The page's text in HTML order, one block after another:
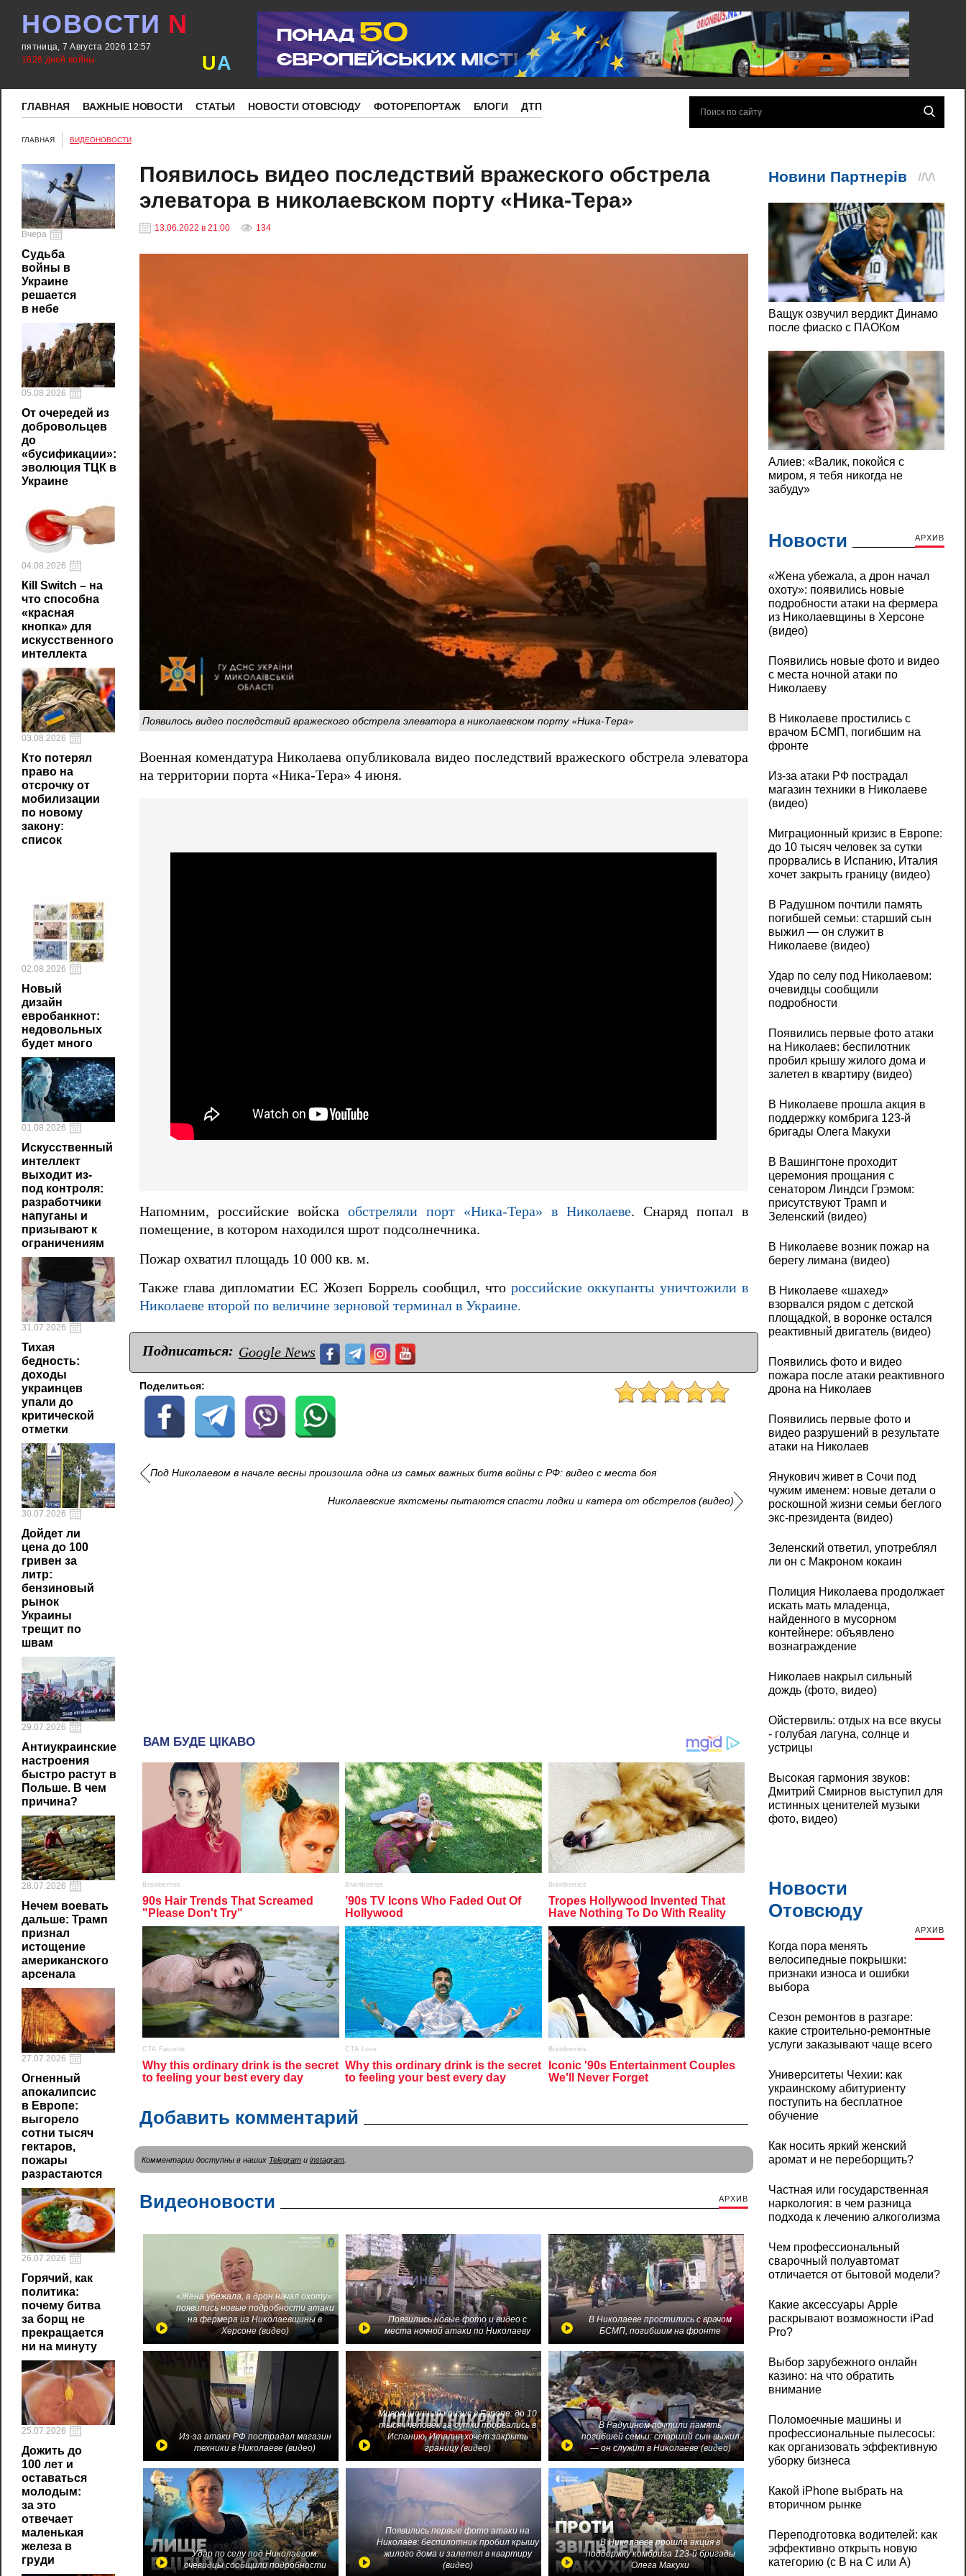
НОВОСТИ N
пятница, 7 Августа 2026 12:57
1626 дней войны
UA
ГЛАВНАЯ ВАЖНЫЕ НОВОСТИ СТАТЬИ НОВОСТИ ОТОВСЮДУ ФОТОРЕПОРТАЖ БЛОГИ ДТП
ГЛАВНАЯ ВИДЕОНОВОСТИ
Вчера
Судьба
войны в
Украине
решается
в небе
05.08.2026
От очередей из
добровольцев
до
«бусификации»:
эволюция ТЦК в
Украине
04.08.2026
Кill Switch – на
что способна
«красная
кнопка» для
искусственного
интеллекта
03.08.2026
Кто потерял
право на
отсрочку от
мобилизации
по новому
закону:
список
02.08.2026
Новый
дизайн
евробанкнот:
недовольных
будет много
01.08.2026
Искусственный
интеллект
выходит из-
под контроля:
разработчики
напуганы и
призывают к
ограничениям
31.07.2026
Тихая
бедность:
доходы
украинцев
упали до
критической
отметки
30.07.2026
Дойдет ли
цена до 100
гривен за
литр:
бензиновый
рынок
Украины
трещит по
швам
29.07.2026
Антиукраинские
настроения
быстро растут в
Польше. В чем
причина?
28.07.2026
Нечем воевать
дальше: Трамп
признал
истощение
американского
арсенала
27.07.2026
Огненный
апокалипсис
в Европе:
выгорело
сотни тысяч
гектаров,
пожары
разрастаются
26.07.2026
Горячий, как
политика:
почему битва
за борщ не
прекращается
ни на минуту
25.07.2026
Дожить до
100 лет и
оставаться
молодым:
за это
отвечает
маленькая
железа в
груди
Появилось видео последствий вражеского обстрела
элеватора в николаевском порту «Ника-Тера»
13.06.2022 в 21:00 134
Появилось видео последствий вражеского обстрела элеватора в николаевском порту «Ника-Тера»
Военная комендатура Николаева опубликовала видео последствий вражеского обстрела элеватора
на территории порта «Ника-Тера» 4 июня.
Напомним, российские войска обстреляли порт «Ника-Тера» в Николаеве. Снаряд попал в
помещение, в котором находился шрот подсолнечника.
Пожар охватил площадь 10 000 кв. м.
Также глава дипломатии ЕС Жозеп Боррель сообщил, чтороссийские оккупанты уничтожили в
Николаеве второй по величине зерновой терминал в Украине.
Подписаться: Google News
Поделиться:
Под Николаевом в начале весны произошла одна из самых важных битв войны с РФ: видео с места боя
Николаевские яхтсмены пытаются спасти лодки и катера от обстрелов (видео)
Добавить комментарий
Комментарии доступны в наших Telegram и instagram
Видеоновости АРХИВ
«Жена убежала, а дрон начал охоту»:
появились новые подробности атаки
на фермера из Николаевщины в
Херсоне (видео)
Появились новые фото и видео с
места ночной атаки по Николаеву
В Николаеве простились с врачом
БСМП, погибшим на фронте
Из-за атаки РФ пострадал магазин
техники в Николаеве (видео)
Миграционный кризис в Европе: до 10
тысяч человек за сутки прорвались в
Испанию, Италия хочет закрыть
границу (видео)
В Радушном почтили память
погибшей семьи: старший сын выжил
— он служит в Николаеве (видео)
Удар по селу под Николаевом:
очевидцы сообщили подробности
Появились первые фото атаки на
Николаев: беспилотник пробил крышу
жилого дома и залетел в квартиру
(видео)
В Николаеве прошла акция в
поддержку комбрига 123-й бригады
Олега Макухи
Новости АРХИВ
«Жена убежала, а дрон начал
охоту»: появились новые
подробности атаки на фермера
из Николаевщины в Херсоне
(видео)
Появились новые фото и видео
с места ночной атаки по
Николаеву
В Николаеве простились с
врачом БСМП, погибшим на
фронте
Из-за атаки РФ пострадал
магазин техники в Николаеве
(видео)
Миграционный кризис в Европе:
до 10 тысяч человек за сутки
прорвались в Испанию, Италия
хочет закрыть границу (видео)
В Радушном почтили память
погибшей семьи: старший сын
выжил — он служит в
Николаеве (видео)
Удар по селу под Николаевом:
очевидцы сообщили
подробности
Появились первые фото атаки
на Николаев: беспилотник
пробил крышу жилого дома и
залетел в квартиру (видео)
В Николаеве прошла акция в
поддержку комбрига 123-й
бригады Олега Макухи
В Вашингтоне проходит
церемония прощания с
сенатором Линдси Грэмом:
присутствуют Трамп и
Зеленский (видео)
В Николаеве возник пожар на
берегу лимана (видео)
В Николаеве «шахед»
взорвался рядом с детской
площадкой, в воронке остался
реактивный двигатель (видео)
Появились фото и видео
пожара после атаки реактивного
дрона на Николаев
Появились первые фото и
видео разрушений в результате
атаки на Николаев
Янукович живет в Сочи под
чужим именем: новые детали о
роскошной жизни семьи беглого
экс-президента (видео)
Зеленский ответил, употреблял
ли он с Макроном кокаин
Полиция Николаева продолжает
искать мать младенца,
найденного в мусорном
контейнере: объявлено
вознаграждение
Николаев накрыл сильный
дождь (фото, видео)
Ойстервиль: отдых на все вкусы
- голубая лагуна, солнце и
устрицы
Высокая гармония звуков:
Дмитрий Смирнов выступил для
истинных ценителей музыки
фото, видео)
Новости
Отовсюду
АРХИВ
Когда пора менять
велосипедные покрышки:
признаки износа и ошибки
выбора
Сезон ремонтов в разгаре:
какие строительно-ремонтные
услуги заказывают чаще всего
Университеты Чехии: как
украинскому абитуриенту
поступить на бесплатное
обучение
Как носить яркий женский
аромат и не переборщить?
Частная или государственная
наркология: в чем разница
подхода к лечению алкоголизма
Чем профессиональный
сварочный полуавтомат
отличается от бытовой модели?
Какие аксессуары Apple
раскрывают возможности iPad
Pro?
Выбор зарубежного онлайн
казино: на что обратить
внимание
Поломоечные машины и
профессиональные пылесосы:
как организовать эффективную
уборку бизнеса
Какой iPhone выбрать на
вторичном рынке
Переподготовка водителей: как
эффективно открыть новую
категорию (с B на C или А)